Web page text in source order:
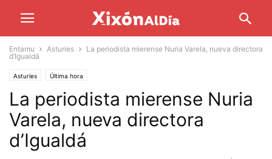
Entamu Asturies
La periodista mierense Nuria Varela, nueva directora
d’Igualdá
Asturies Última hora
La periodista mierense Nuria
Varela, nueva directora
d’Igualdá